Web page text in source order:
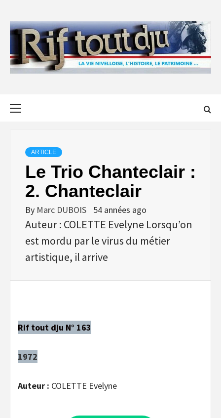
content
ARTICLE
Le Trio Chanteclair :
2. Chanteclair
By Marc DUBOIS 54 années ago
Auteur : COLETTE Evelyne Lorsqu’on
est mordu par le virus du métier
artistique, il arrive
Rif tout dju N° 163
1972
Auteur : COLETTE Evelyne